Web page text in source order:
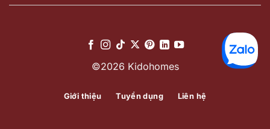
©2026 Kidohomes
Giới thiệu Tuyển dụng Liên hệ